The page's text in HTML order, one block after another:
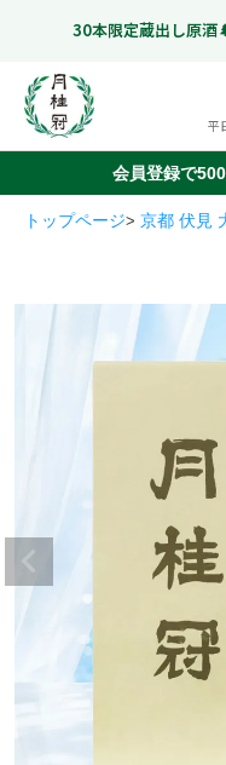
30本限定蔵出し原酒
平
日本酒
こだわりのお酒
いつものお酒
ギフトのお酒
Gekkeikan Studio
ギフト特集
スペシャルフリー
リキュール・梅酒ほ
奈良漬
お盆に楽しむ"ちょ
「感謝を込めた贈
🏆月桂冠のアワー
🌸香りで楽しむ日本
Ep.01 日本酒ハイボ
🌾季節の蔵手帳
夏に楽しむ「あま酒」
会員登録で
トップページ 京都 伏見